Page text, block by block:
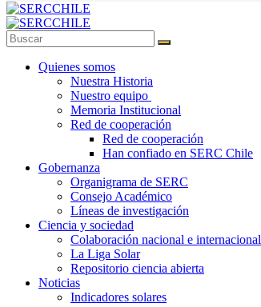
Quienes somos
Nuestra Historia
Nuestro equipo
Memoria Institucional
Red de cooperación
Red de cooperación
Han confiado en SERC Chile
Gobernanza
Organigrama de SERC
Consejo Académico
Líneas de investigación
Ciencia y sociedad
Colaboración nacional e internacional
La Liga Solar
Repositorio ciencia abierta
Noticias
Indicadores solares